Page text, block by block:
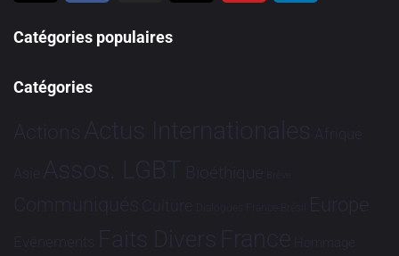
Catégories populaires
Catégories
Actions Actus Internationales Afrique
Asie Assos. LGBT Bioéthique Brève
Communiqués Culture Dialogues France-Brésil Europe
Evénements Faits Divers France Hommage